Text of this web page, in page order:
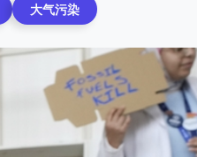
大气污染